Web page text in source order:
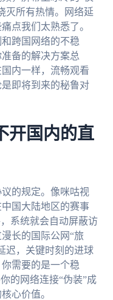
灭所有热情。网络延
点我们太熟悉了。
跨国网络的不稳
备的解决方案总
内一样，流畅观看
即将到来的秘鲁对
开国内的直
的规定。像咪咕视
国大陆地区的赛事
系统就会自动屏蔽访
长的国际公网“旅
迟，关键时刻的进球
需要的是一个稳
的网络连接“伪装”成
心价值。